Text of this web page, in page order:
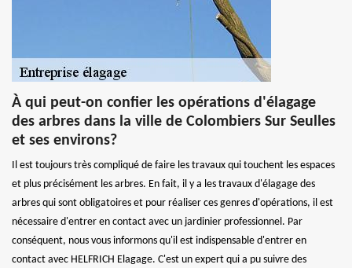
À qui peut-on confier les opérations d'élagage
des arbres dans la ville de Colombiers Sur Seulles
et ses environs?
Il est toujours très compliqué de faire les travaux qui touchent les espaces
et plus précisément les arbres. En fait, il y a les travaux d'élagage des
arbres qui sont obligatoires et pour réaliser ces genres d'opérations, il est
nécessaire d'entrer en contact avec un jardinier professionnel. Par
conséquent, nous vous informons qu'il est indispensable d'entrer en
contact avec HELFRICH Elagage. C'est un expert qui a pu suivre des